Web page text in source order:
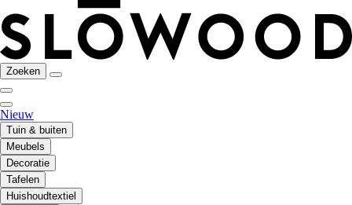
Zoeken
Nieuw
Tuin & buiten
Meubels
Decoratie
Tafelen
Huishoudtextiel